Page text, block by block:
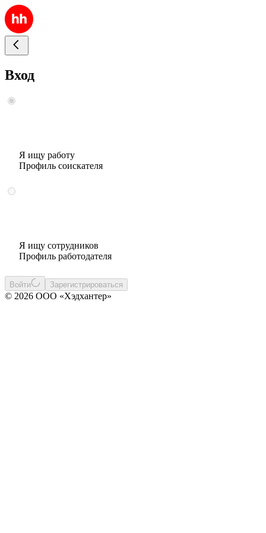
Вход
Я ищу работу
Профиль соискателя
Я ищу сотрудников
Профиль работодателя
Войти Зарегистрироваться
© 2026 ООО «Хэдхантер»